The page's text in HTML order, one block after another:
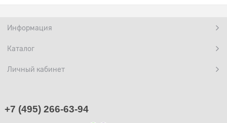
Информация
Каталог
Личный кабинет
+7 (495) 266-63-94